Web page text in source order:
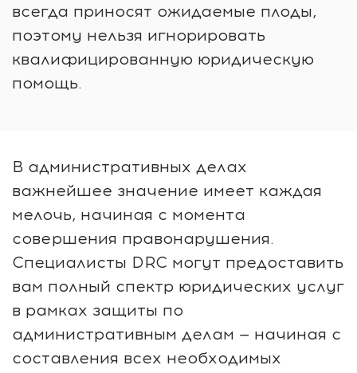
всегда приносят ожидаемые плоды,
поэтому нельзя игнорировать
квалифицированную юридическую
помощь.
В административных делах
важнейшее значение имеет каждая
мелочь, начиная с момента
совершения правонарушения.
Специалисты DRC могут предоставить
вам полный спектр юридических услуг
в рамках защиты по
административным делам — начиная с
составления всех необходимых